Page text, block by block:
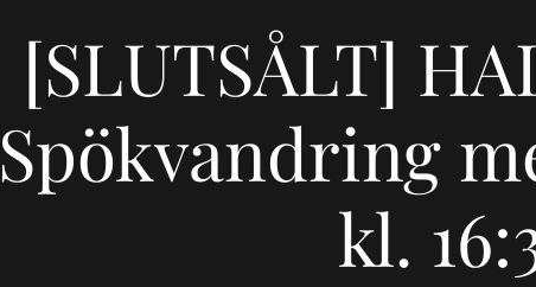
[SLUTSÅLT]
Spökvandring
kl.